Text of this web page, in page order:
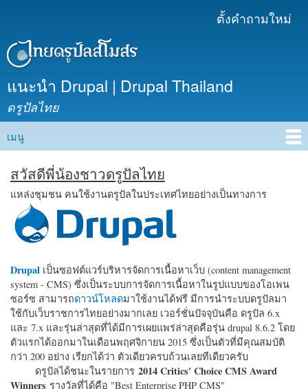
เนื้อหา
ตั้งคำถามใหม่
แนะนำ Drupal | Drupal Thailand
ดรูปัลไทย
Main menu
เมนู
สวัสดีพี่น้องชาวดรูปัลไทย
แหล่งชุมชน คนใช้งานดรูปัลในประเทศไทยอย่างเป็นทางการ
Drupal เป็นซอฟต์แวร์บริหารจัดการเนื้อหาเว็บ (content management
system - CMS) ซึ่งเป็นระบบการจัดการเนื้อหาในรูปแบบของโอเพน
ซอร์ซ สามารถดาวน์โหลดมาใช้งานได้ฟรี มีการนำระบบดรูปัลมา
ใช้กับเว็บราชการไทยอย่างมากเลย เวอร์ชั่นปัจจุบันคือ ดรูปัล 6.x
และ 7.x และรุ่นล่าสุดที่ได้มีการเผยแพร่ล่าสุดคือรุ่น drupal 8.6.2 โดย
ตัวแรกได้ออกมาในเดือนพฤศจิกายน 2015 ซึ่งเป็นตัวที่มีคุณสมบัติ
กว่า 200 อย่าง เรียกได้ว่า ตัวเดียวครบถ้วนเลยทีเดียวครับ
ดรูปัลได้ชนะในรายการ 2014 Critics' Choice CMS Award
Winners รางวัลที่ได้คือ "Best Enterprise PHP CMS"